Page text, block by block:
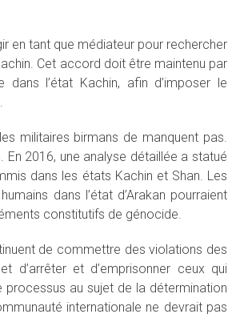
en tant que médiateur pour rechercher
Cet accord doit être maintenu par
l’état Kachin, afin d’imposer le
militaires birmans de manquent pas.
2016, une analyse détaillée a statué
dans les états Kachin et Shan. Les
dans l’état d’Arakan pourraient
constitutifs de génocide.
de commettre des violations des
d’arrêter et d’emprisonner ceux qui
processus au sujet de la détermination
internationale ne devrait pas